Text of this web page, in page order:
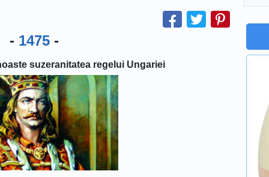
- 1475-
suzeranitatea regelui Ungariei